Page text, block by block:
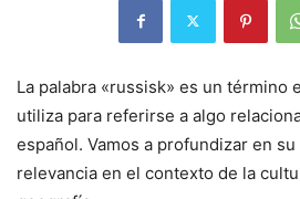
La palabra «russisk» es un término
utiliza para referirse a algo
español. Vamos a profundizar en
relevancia en el contexto de la